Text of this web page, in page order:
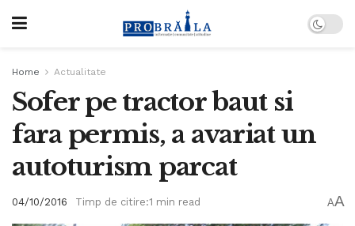
Home Actualitate
Sofer pe tractor baut si
fara permis, a avariat un
autoturism parcat
04/10/2016 Timp de citire:1 min read AA